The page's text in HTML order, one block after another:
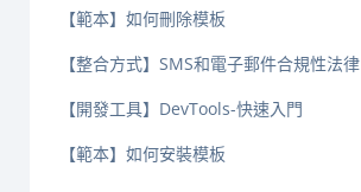
【範本】如何刪除模板
【整合方式】SMS和電子郵件合規性法律
【開發工具】DevTools-快速入門
【範本】如何安裝模板